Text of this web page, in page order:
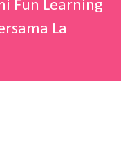
Fun Learning
La